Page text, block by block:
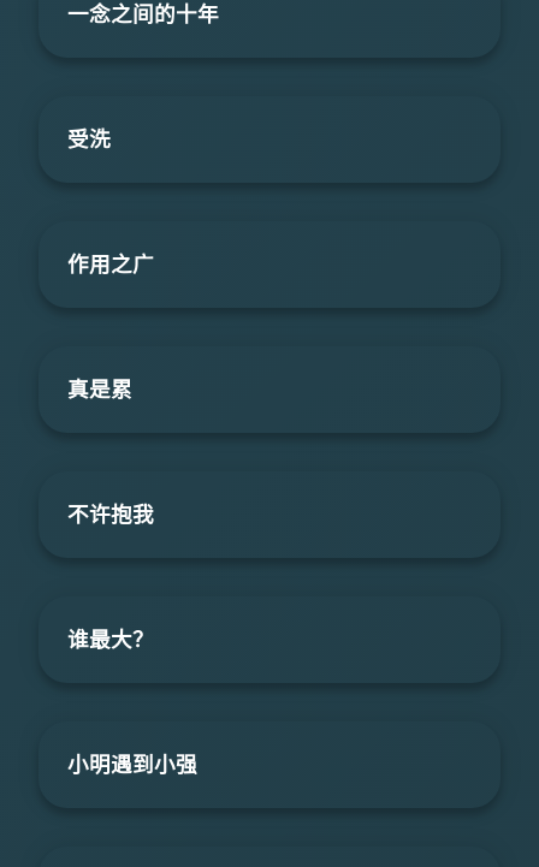
一念之间的十年
受洗
作用之广
真是累
不许抱我
谁最大？
小明遇到小强